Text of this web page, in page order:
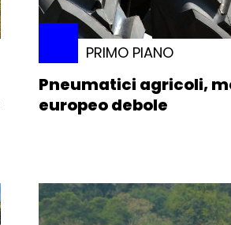
PRIMO PIANO
Pneumatici agricoli,
europeo debole